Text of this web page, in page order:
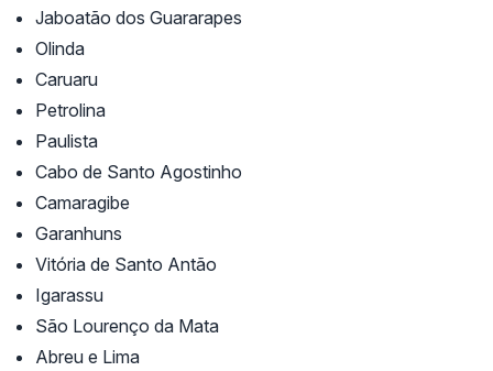
Jaboatão dos Guararapes
Olinda
Caruaru
Petrolina
Paulista
Cabo de Santo Agostinho
Camaragibe
Garanhuns
Vitória de Santo Antão
Igarassu
São Lourenço da Mata
Abreu e Lima